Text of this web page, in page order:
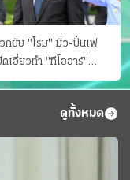
กยับ "โรม" มั่ว-ปั่นเฟ
เอี่ยวทํา "ทีโออาร์"
กงสอบฉาว
ดูทั้งหมด